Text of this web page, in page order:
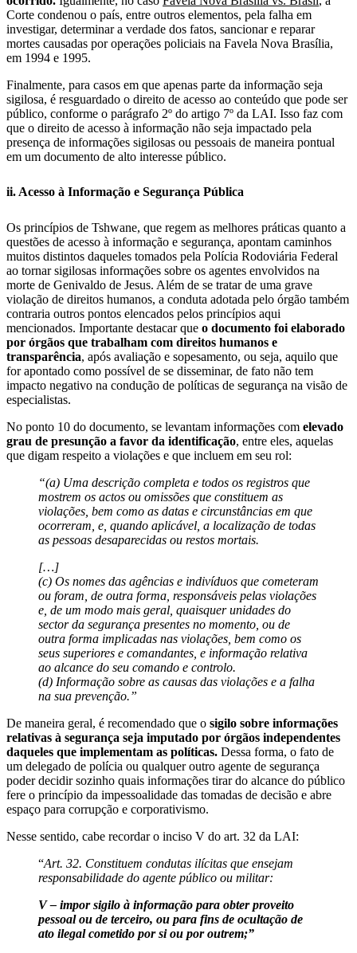
Corte condenou o país, entre outros elementos, pela falha em
investigar, determinar a verdade dos fatos, sancionar e reparar
mortes causadas por operações policiais na Favela Nova Brasília,
em 1994 e 1995.
Finalmente, para casos em que apenas parte da informação seja
sigilosa, é resguardado o direito de acesso ao conteúdo que pode ser
público, conforme o parágrafo 2º do artigo 7º da LAI. Isso faz com
que o direito de acesso à informação não seja impactado pela
presença de informações sigilosas ou pessoais de maneira pontual
em um documento de alto interesse público.
ii. Acesso à Informação e Segurança Pública
Os princípios de Tshwane, que regem as melhores práticas quanto a
questões de acesso à informação e segurança, apontam caminhos
muitos distintos daqueles tomados pela Polícia Rodoviária Federal
ao tornar sigilosas informações sobre os agentes envolvidos na
morte de Genivaldo de Jesus. Além de se tratar de uma grave
violação de direitos humanos, a conduta adotada pelo órgão também
contraria outros pontos elencados pelos princípios aqui
mencionados. Importante destacar que o documento foi elaborado
por órgãos que trabalham com direitos humanos e
transparência, após avaliação e sopesamento, ou seja, aquilo que
for apontado como possível de se disseminar, de fato não tem
impacto negativo na condução de políticas de segurança na visão de
especialistas.
No ponto 10 do documento, se levantam informações com elevado
grau de presunção a favor da identificação, entre eles, aquelas
que digam respeito a violações e que incluem em seu rol:
“(a) Uma descrição completa e todos os registros que
mostrem os actos ou omissões que constituem as
violações, bem como as datas e circunstâncias em que
ocorreram, e, quando aplicável, a localização de todas
as pessoas desaparecidas ou restos mortais.
[…]
(c) Os nomes das agências e indivíduos que cometeram
ou foram, de outra forma, responsáveis pelas violações
e, de um modo mais geral, quaisquer unidades do
sector da segurança presentes no momento, ou de
outra forma implicadas nas violações, bem como os
seus superiores e comandantes, e informação relativa
ao alcance do seu comando e controlo.
(d) Informação sobre as causas das violações e a falha
na sua prevenção.”
De maneira geral, é recomendado que o sigilo sobre informações
relativas à segurança seja imputado por órgãos independentes
daqueles que implementam as políticas. Dessa forma, o fato de
um delegado de polícia ou qualquer outro agente de segurança
poder decidir sozinho quais informações tirar do alcance do público
fere o princípio da impessoalidade das tomadas de decisão e abre
espaço para corrupção e corporativismo.
Nesse sentido, cabe recordar o inciso V do art. 32 da LAI:
“Art. 32. Constituem condutas ilícitas que ensejam
responsabilidade do agente público ou militar:
V – impor sigilo à informação para obter proveito
pessoal ou de terceiro, ou para fins de ocultação de
ato ilegal cometido por si ou por outrem;”